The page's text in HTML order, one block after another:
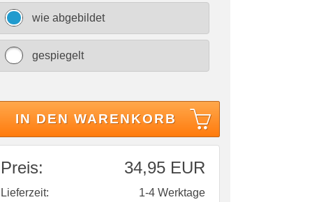
wie abgebildet
gespiegelt
IN DEN WARENKORB
Preis: 34,95 EUR
Lieferzeit:
1-4 Werktage